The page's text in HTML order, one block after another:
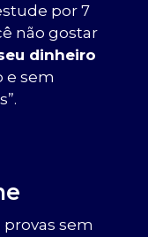
por 7
não gostar
dinheiro
e sem
provas sem